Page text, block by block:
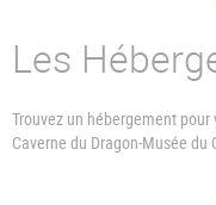
Les
Trouvez un hébergement
Caverne du Dragon-Musée du